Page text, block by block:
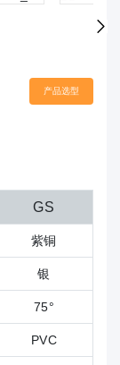
产品选型
GS
紫铜
银
75°
PVC